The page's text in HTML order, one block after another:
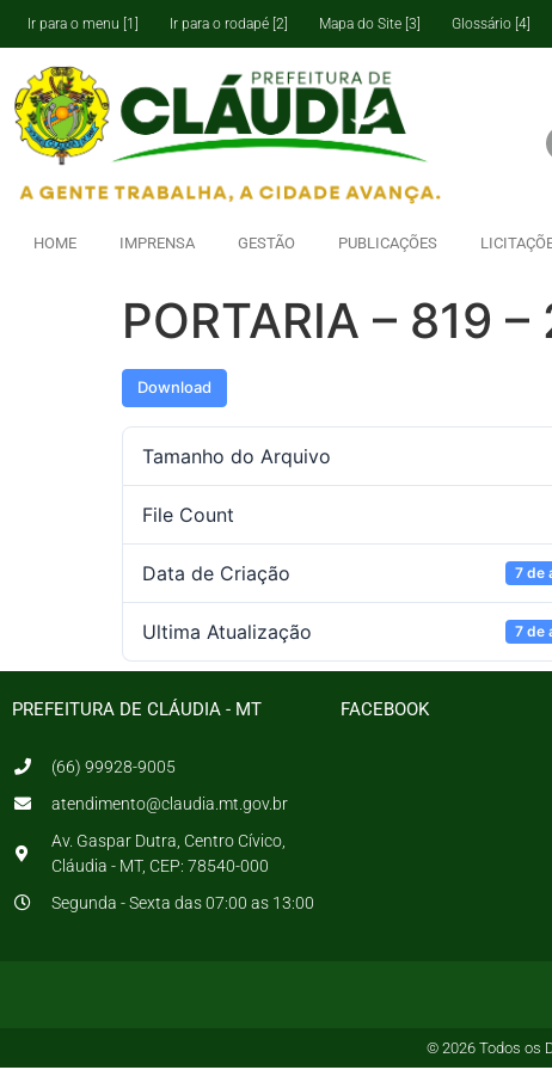
Ir para o menu [1] Ir para o rodapé [2] Mapa do Site [3] Glossário [4]
HOME IMPRENSA GESTÃO PUBLICAÇÕES
PORTARIA – 819
Download
Tamanho do Arquivo
File Count
Data de Criação 7 de
Ultima Atualização 7 de
PREFEITURA DE CLÁUDIA - MT
(66) 99928-9005
atendimento@claudia.mt.gov.br
Av. Gaspar Dutra, Centro Cívico,
Cláudia - MT, CEP: 78540-000
Segunda - Sexta das 07:00 as 13:00
FACEBOOK
© 2026 Todos os